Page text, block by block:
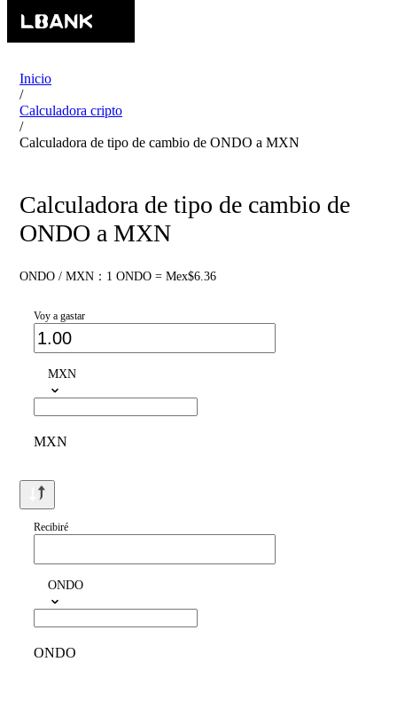
Inicio
/
Calculadora cripto
/
Calculadora de tipo de cambio de ONDO a MXN
Calculadora de tipo de cambio de
ONDO a MXN
ONDO / MXN：1 ONDO = Mex$6.36
Voy a gastar
MXN
MXN
Recibiré
ONDO
ONDO